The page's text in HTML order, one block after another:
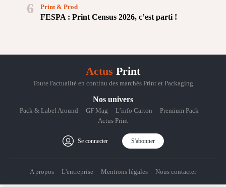
6
FESPA : Print Census 2026, c’est parti !
Print & Prod
Actus Print
Toute l'actualité en continu des marchés Print et Packaging
Nos univers
Pack & Label Around GF Mag L’info Carton
Premium Pack
Actus Print
Se connecter S'abonner
A propos L'entreprise Mentions légales Nous contacter